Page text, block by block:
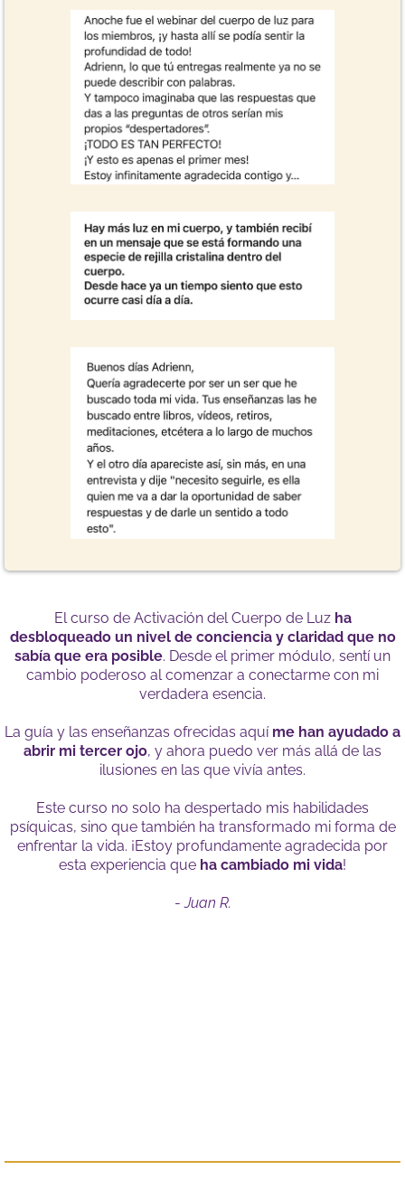
El curso de Activación del Cuerpo de Luz ha
desbloqueado un nivel de conciencia y claridad que no
sabía que era posible. Desde el primer módulo, sentí un
cambio poderoso al comenzar a conectarme con mi
verdadera esencia.
La guía y las enseñanzas ofrecidas aquí me han ayudado a
abrir mi tercer ojo, y ahora puedo ver más allá de las
ilusiones en las que vivía antes.
Este curso no solo ha despertado mis habilidades
psíquicas, sino que también ha transformado mi forma de
enfrentar la vida. ¡Estoy profundamente agradecida por
esta experiencia que ha cambiado mi vida!
- Juan R.